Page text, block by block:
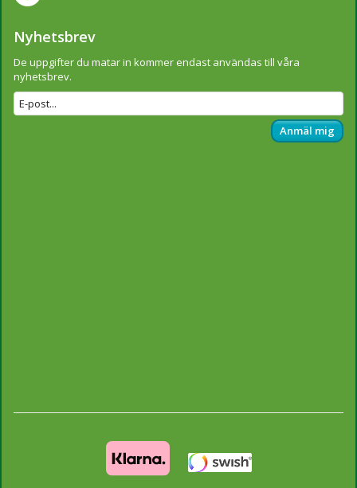
Nyhetsbrev
De uppgifter du matar in kommer endast användas till våra
nyhetsbrev.
Anmäl mig